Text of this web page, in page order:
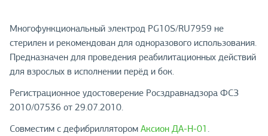
Многофункциональный электрод PG10S/RU7959 не
стерилен и рекомендован для одноразового использования.
Предназначен для проведения реабилитационных действий
для взрослых в исполнении перёд и бок.
Регистрационное удостоверение Росздравнадзора ФСЗ
2010/07536 от 29.07.2010.
Совместим с дефибриллятором Аксион ДА-Н-01 .